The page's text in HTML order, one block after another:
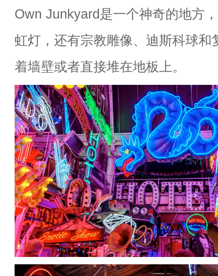
Own Junkyard是一个神奇的地方
虹灯，还有宗教雕像、迪斯科球和
着墙壁或者直接堆在地板上。